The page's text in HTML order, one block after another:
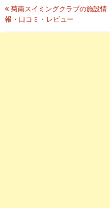
必須
◀ご記載内容でよろ
信ボタンを押して下さい。送
投
稿
菊南スイミングクラブの施設情
報・口コミ・レビュー